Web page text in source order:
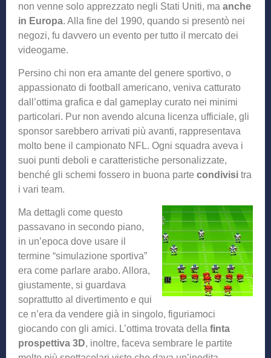
non venne solo apprezzato negli Stati Uniti, ma anche
in Europa. Alla fine del 1990, quando si presentò nei
negozi, fu davvero un evento per tutto il mercato dei
videogame.
Persino chi non era amante del genere sportivo, o
appassionato di football americano, veniva catturato
dall’ottima grafica e dal gameplay curato nei minimi
particolari. Pur non avendo alcuna licenza ufficiale, gli
sponsor sarebbero arrivati più avanti, rappresentava
molto bene il campionato NFL. Ogni squadra aveva i
suoi punti deboli e caratteristiche personalizzate,
benché gli schemi fossero in buona parte condivisi tra
i vari team.
Ma dettagli come questo
passavano in secondo piano,
in un’epoca dove usare il
termine “simulazione sportiva”
era come parlare arabo. Allora,
giustamente, si guardava
soprattutto al divertimento e qui
ce n’era da vendere già in singolo, figuriamoci
giocando con gli amici. L’ottima trovata della finta
prospettiva 3D, inoltre, faceva sembrare le partite